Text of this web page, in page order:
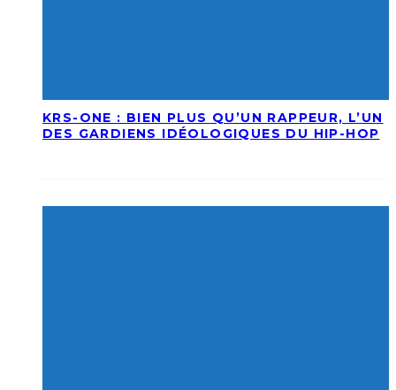
KRS-ONE : BIEN PLUS QU’UN RAPPEUR, L’UN
DES GARDIENS IDÉOLOGIQUES DU HIP-HOP